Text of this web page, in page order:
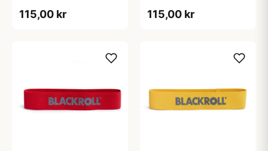
God til
115,00 kr
30 cm). God til
115,00 kr